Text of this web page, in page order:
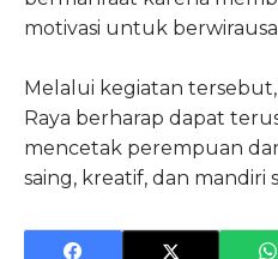
motivasi untuk
Melalui kegiatan
Raya berharap dapat
mencetak perempuan
saing, kreatif, dan mandiri